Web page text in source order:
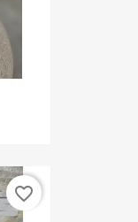
favorite_border